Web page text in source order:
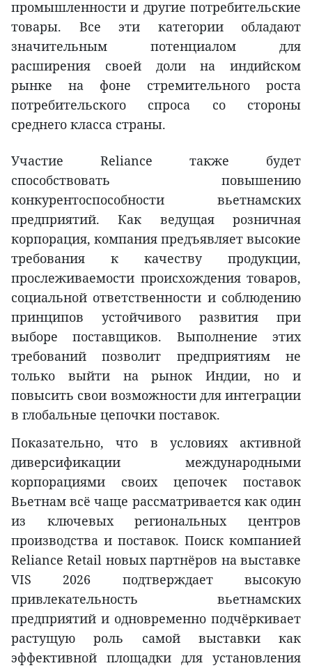
промышленности и другие потребительские
товары. Все эти категории обладают
значительным потенциалом для
расширения своей доли на индийском
рынке на фоне стремительного роста
потребительского спроса со стороны
среднего класса страны.
Участие Reliance также будет
способствовать повышению
конкурентоспособности вьетнамских
предприятий. Как ведущая розничная
корпорация, компания предъявляет высокие
требования к качеству продукции,
прослеживаемости происхождения товаров,
социальной ответственности и соблюдению
принципов устойчивого развития при
выборе поставщиков. Выполнение этих
требований позволит предприятиям не
только выйти на рынок Индии, но и
повысить свои возможности для интеграции
в глобальные цепочки поставок.
Показательно, что в условиях активной
диверсификации международными
корпорациями своих цепочек поставок
Вьетнам всё чаще рассматривается как один
из ключевых региональных центров
производства и поставок. Поиск компанией
Reliance Retail новых партнёров на выставке
VIS 2026 подтверждает высокую
привлекательность вьетнамских
предприятий и одновременно подчёркивает
растущую роль самой выставки как
эффективной площадки для установления